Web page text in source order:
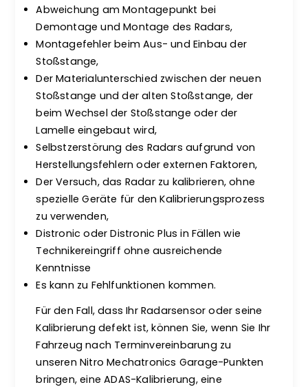
Abweichung am Montagepunkt bei
Demontage und Montage des Radars,
Montagefehler beim Aus- und Einbau der
Stoßstange,
Der Materialunterschied zwischen der neuen
Stoßstange und der alten Stoßstange, der
beim Wechsel der Stoßstange oder der
Lamelle eingebaut wird,
Selbstzerstörung des Radars aufgrund von
Herstellungsfehlern oder externen Faktoren,
Der Versuch, das Radar zu kalibrieren, ohne
spezielle Geräte für den Kalibrierungsprozess
zu verwenden,
Distronic oder Distronic Plus in Fällen wie
Technikereingriff ohne ausreichende
Kenntnisse
Es kann zu Fehlfunktionen kommen.
Für den Fall, dass Ihr Radarsensor oder seine
Kalibrierung defekt ist, können Sie, wenn Sie Ihr
Fahrzeug nach Terminvereinbarung zu
unseren Nitro Mechatronics Garage-Punkten
bringen, eine ADAS-Kalibrierung, eine